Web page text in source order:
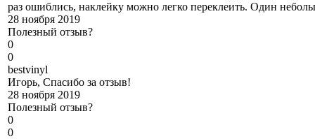
раз ошиблись, наклейку можно легко переклеить. Один
28 ноября 2019
Полезный отзыв?
0
0
bestvinyl
Игорь, Спасибо за отзыв!
28 ноября 2019
Полезный отзыв?
0
0